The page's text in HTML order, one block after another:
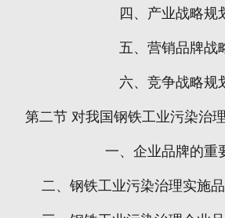
四、产业战略规
五、营销品牌战
六、竞争战略规
第二节 对我国钢铁工业污染治
一、企业品牌的重
二、钢铁工业污染治理实施